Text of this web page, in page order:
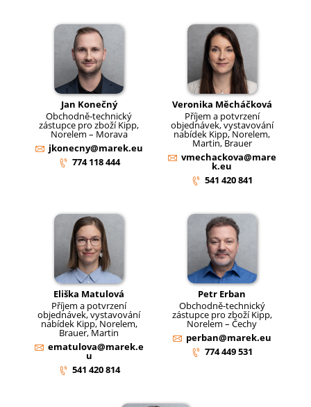
Jan Konečný
Obchodně-technický
zástupce pro zboží Kipp,
Norelem – Morava
jkonecny@marek.eu
774 118 444
Veronika Měcháčková
Příjem a potvrzení
objednávek, vystavování
nabídek Kipp, Norelem,
Martin, Brauer
vmechackova@mare
k.eu
541 420 841
Eliška Matulová
Příjem a potvrzení
objednávek, vystavování
nabídek Kipp, Norelem,
Brauer, Martin
ematulova@marek.e
u
541 420 814
Petr Erban
Obchodně-technický
zástupce pro zboží Kipp,
Norelem – Čechy
perban@marek.eu
774 449 531